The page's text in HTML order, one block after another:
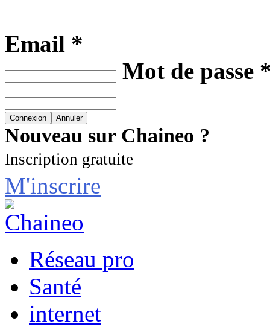
Email *
Mot de passe
Nouveau sur Chaineo ?
Inscription gratuite
M'inscrire
Réseau pro
Santé
internet